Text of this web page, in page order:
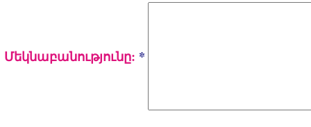
Մեկնաբանությունը: *